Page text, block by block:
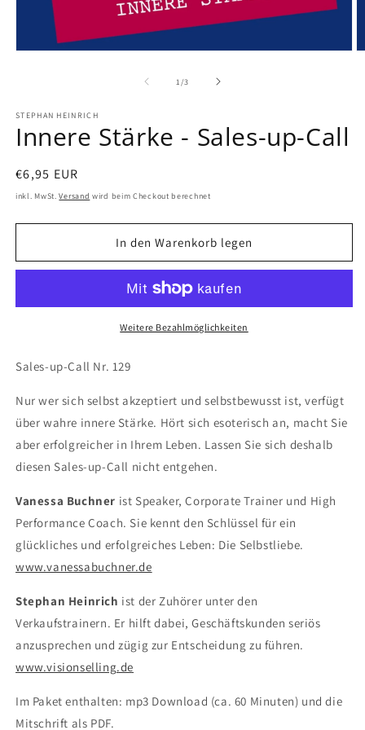
1 /von
3
STEPHAN HEINRICH
Innere Stärke - Sales-up-Call
Normaler
Preis
€6,95 EUR
inkl. MwSt.Versand wird beim Checkout berechnet
In den Warenkorb legen
Weitere Bezahlmöglichkeiten
Sales-up-Call Nr. 129
Nur wer sich selbst akzeptiert und selbstbewusst ist, verfügt
über wahre innere Stärke. Hört sich esoterisch an, macht Sie
aber erfolgreicher in Ihrem Leben. Lassen Sie sich deshalb
diesen Sales-up-Call nicht entgehen.
Vanessa Buchner ist Speaker, Corporate Trainer und High
Performance Coach. Sie kennt den Schlüssel für ein
glückliches und erfolgreiches Leben: Die Selbstliebe.
www.vanessabuchner.de
Stephan Heinrich ist der Zuhörer unter den
Verkaufstrainern. Er hilft dabei, Geschäftskunden seriös
anzusprechen und zügig zur Entscheidung zu führen.
www.visionselling.de
Im Paket enthalten: mp3 Download (ca. 60 Minuten) und die
Mitschrift als PDF.